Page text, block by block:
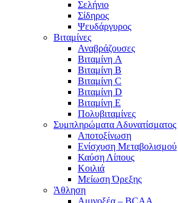
Σελήνιο
Σίδηρος
Ψευδάργυρος
Βιταμίνες
Αναβράζουσες
Βιταμίνη A
Βιταμίνη B
Βιταμίνη C
Βιταμίνη D
Βιταμίνη E
Πολυβιταμίνες
Συμπληρώματα Αδυνατίσματος
Αποτοξίνωση
Ενίσχυση Μεταβολισμού
Καύση Λίπους
Κοιλιά
Μείωση Όρεξης
Άθληση